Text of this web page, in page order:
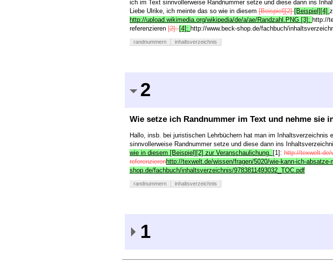
ich im Text sinnvollerweise Randnummer setze und diese dann ins
Liebe Ulrike, ich meinte das so wie in diesem [Beispiel][2][Beispiel][4]
http://upload.wikimedia.org/wikipedia/de/a/ae/Randzahl.PNG [3]: http://
referenzieren [2]:[4]: http://www.beck-shop.de/fachbuch/
randnummern inhaltsverzeichnis
2
Wie setze ich Randnummer im Text und nehme sie
Hallo, insb. bei juristischen Lehrbüchern hat man im
sinnvollerweise Randnummer setze und diese dann ins
wie in diesem [Beispiel][2] zur Veranschaulichung. [1]: http://texwelt.de/
referenzierenhttp://texwelt.de/wissen/fragen/5020/wie-kann-ich-
shop.de/fachbuch/inhaltsverzeichnis/9783811493032_TOC.pdf
randnummern inhaltsverzeichnis
1